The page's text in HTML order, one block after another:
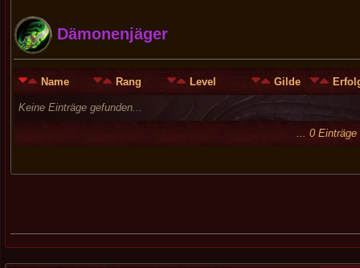
Dämonenjäger
Name Rang Level Gilde
Keine Einträge gefunden...
... 0